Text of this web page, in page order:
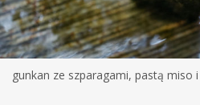
gunkan ze szparagami, pastą